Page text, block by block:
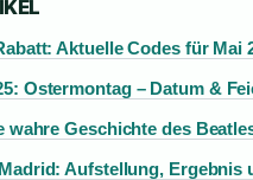
Aktuelle Codes für Mai
Ostermontag – Datum &
wahre Geschichte des
Aufstellung, Ergebnis